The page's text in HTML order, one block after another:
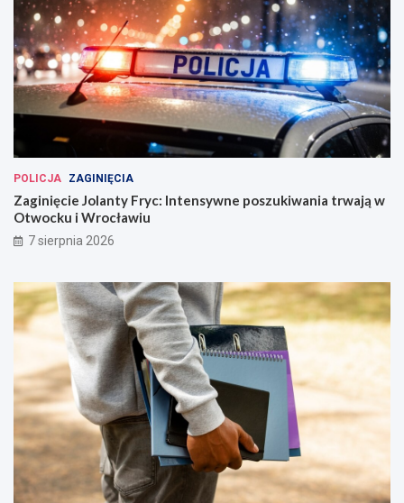
POLICJA ZAGINIĘCIA
Zaginięcie Jolanty Fryc: Intensywne poszukiwania trwają w
Otwocku i Wrocławiu
7 sierpnia 2026